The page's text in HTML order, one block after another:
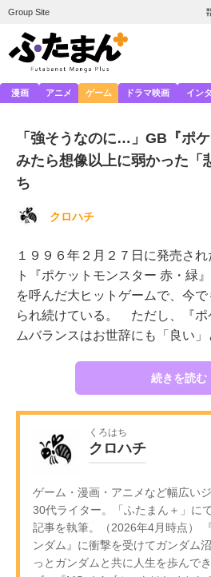
Group Site
漫画 アニメ ゲーム ドラマ映画 イン
「強そうなのに…」GB『ポ
みたら想像以上に弱かった「
ち
クロハチ
１９９６年２月２７日に発売さ
ト『ポケットモンスター 赤・緑
を呼んだ大ヒットゲームで、今
られ続けている。 ただし、『ポ
ムバランスはお世辞にも「良い
続きを読む
くろはち
クロハチ
ゲーム・漫画・アニメなど幅広い
30代ライター。「ふたまん＋」に
記事を執筆。（2026年4月時点）
ンダム』に衝撃を受けてガンダム
っとガンダムと共に人生を歩んで